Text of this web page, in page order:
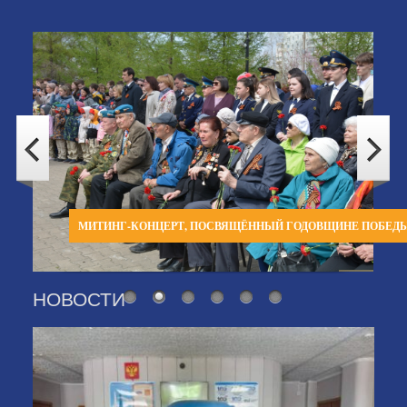
МИТИНГ-КОНЦЕРТ, ПОСВЯЩЁННЫЙ ГОДОВЩИНЕ
НОВОСТИ